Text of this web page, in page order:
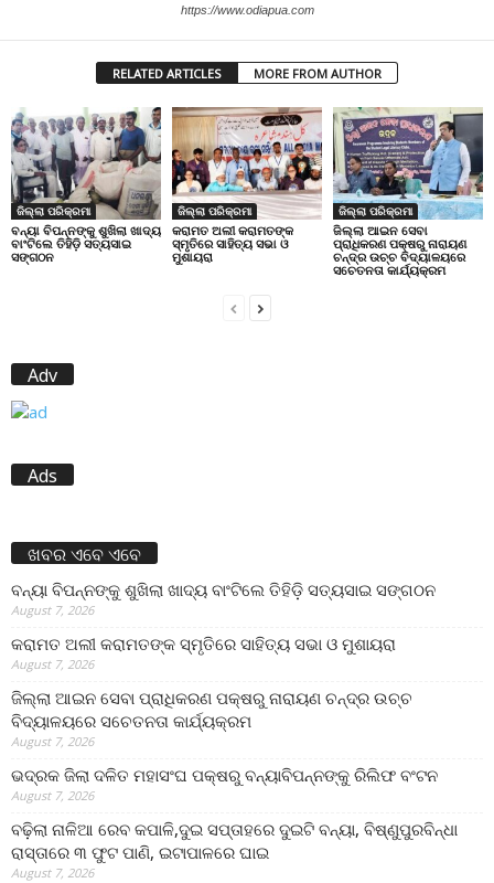
https://www.odiapua.com
RELATED ARTICLES MORE FROM AUTHOR
ଜିଲ୍ଲା ପରିକ୍ରମା
ବନ୍ୟା ବିପନ୍ନଙ୍କୁ ଶୁଖିଲା ଖାଦ୍ୟ
ବାଂଟିଲେ ତିହିଡି଼ ସତ୍ୟସାଇ
ସଙ୍ଗଠନ
ଜିଲ୍ଲା ପରିକ୍ରମା
କରାମତ ଅଲୀ କରାମତଙ୍କ
ସ୍ମୃତିରେ ସାହିତ୍ୟ ସଭା ଓ
ମୁଶାୟରା
ଜିଲ୍ଲା ପରିକ୍ରମା
ଜିଲ୍ଲା ଆଇନ ସେବା
ପ୍ରାଧିକରଣ ପକ୍ଷରୁ ନାରାୟଣ
ଚନ୍ଦ୍ର ଉଚ୍ଚ ବିଦ୍ୟାଳୟରେ
ସଚେତନତା କାର୍ଯ୍ୟକ୍ରମ
Adv
Ads
ଖବର ଏବେ ଏବେ
ବନ୍ୟା ବିପନ୍ନଙ୍କୁ ଶୁଖିଲା ଖାଦ୍ୟ ବାଂଟିଲେ ତିହିଡି଼ ସତ୍ୟସାଇ ସଙ୍ଗଠନ
August 7, 2026
କରାମତ ଅଲୀ କରାମତଙ୍କ ସ୍ମୃତିରେ ସାହିତ୍ୟ ସଭା ଓ ମୁଶାୟରା
August 7, 2026
ଜିଲ୍ଲା ଆଇନ ସେବା ପ୍ରାଧିକରଣ ପକ୍ଷରୁ ନାରାୟଣ ଚନ୍ଦ୍ର ଉଚ୍ଚ
ବିଦ୍ୟାଳୟରେ ସଚେତନତା କାର୍ଯ୍ୟକ୍ରମ
August 7, 2026
ଭଦ୍ରକ ଜିଲା ଦଳିତ ମହାସଂଘ ପକ୍ଷରୁ ବନ୍ୟାବିପନ୍ନଙ୍କୁ ରିଲିଫ ବଂଟନ
August 7, 2026
ବଢ଼ିଲା ନାଳିଆ ରେବ କପାଳି,ଦୁଇ ସପ୍ତାହରେ ଦୁଇଟି ବନ୍ୟା, ବିଷ୍ଣୁପୁରବିନ୍ଧା
ରାସ୍ତାରେ ୩ ଫୁଟ ପାଣି, ଇଟାପାଳରେ ଘାଇ
August 7, 2026